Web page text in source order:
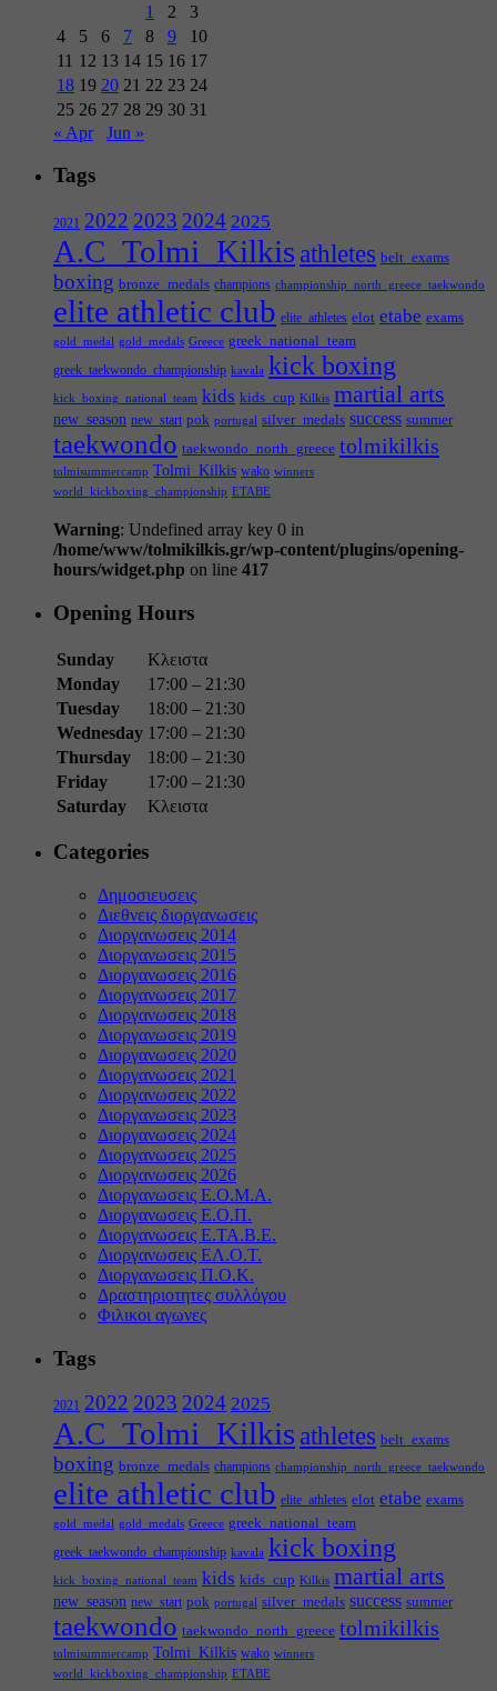
1
2
3
4
5 6 7 8 9
10
11 12 13 14 15 16 17
18 19 20 21 22 23 24
25 26 27 28 29 30 31
« Apr
Jun »
Tags
2021 2022 2023 2024 2025
A.C_Tolmi_Kilkis athletes belt_exams
boxing bronze_medals champions championship_north_greece_taekwondo
elite athletic club elite_athletes elot etabe exams
gold_medal gold_medals Greece greek_national_team
greek_taekwondo_championship kavala kick boxing
kick_boxing_national_team kids kids_cup Kilkis martial arts
new_season new_start pok portugal silver_medals success summer
taekwondo taekwondo_north_greece tolmikilkis
tolmisummercamp Tolmi_Kilkis wako winners
world_kickboxing_championship ΕΤΑΒΕ
Warning: Undefined array key 0 in
/home/www/tolmikilkis.gr/wp-content/plugins/opening-
hours/widget.php on line 417
Opening Hours
Sunday
Κλειστα
Monday
17:00 – 21:30
Tuesday
18:00 – 21:30
Wednesday 17:00 – 21:30
Thursday
18:00 – 21:30
Friday
17:00 – 21:30
Saturday
Κλειστα
Categories
Δημοσιευσεις
Διεθνεις διοργανωσεις
Διοργανωσεις 2014
Διοργανωσεις 2015
Διοργανωσεις 2016
Διοργανωσεις 2017
Διοργανωσεις 2018
Διοργανωσεις 2019
Διοργανωσεις 2020
Διοργανωσεις 2021
Διοργανωσεις 2022
Διοργανωσεις 2023
Διοργανωσεις 2024
Διοργανωσεις 2025
Διοργανωσεις 2026
Διοργανωσεις Ε.Ο.Μ.Α.
Διοργανωσεις Ε.Ο.Π.
Διοργανωσεις Ε.ΤΑ.Β.Ε.
Διοργανωσεις ΕΛ.Ο.Τ.
Διοργανωσεις Π.Ο.Κ.
Δραστηριοτητες συλλόγου
Φιλικοι αγωνες
Tags
2021 2022 2023 2024 2025
A.C_Tolmi_Kilkis athletes belt_exams
boxing bronze_medals champions championship_north_greece_taekwondo
elite athletic club elite_athletes elot etabe exams
gold_medal gold_medals Greece greek_national_team
greek_taekwondo_championship kavala kick boxing
kick_boxing_national_team kids kids_cup Kilkis martial arts
new_season new_start pok portugal silver_medals success summer
taekwondo taekwondo_north_greece tolmikilkis
tolmisummercamp Tolmi_Kilkis wako winners
world_kickboxing_championship ΕΤΑΒΕ